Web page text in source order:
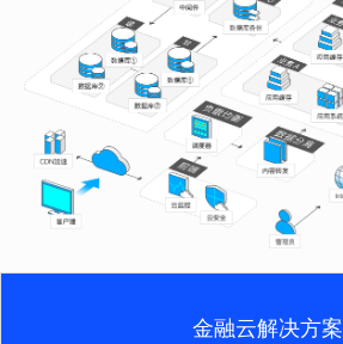
金融云解决方案